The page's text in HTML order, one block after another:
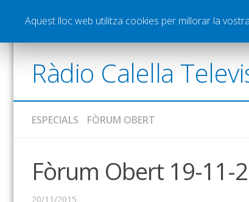
Notícies Esports Pòdcasts Vídeos
Ràdio Calella
ESPECIALS FÒRUM OBERT
Fòrum Obert 19-11-
20/11/2015
Aquest lloc web utilitza cookies per millorar la